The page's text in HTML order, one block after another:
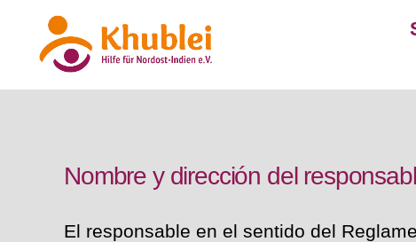
Khublei
Nombre y dirección del
El responsable en el sentido del